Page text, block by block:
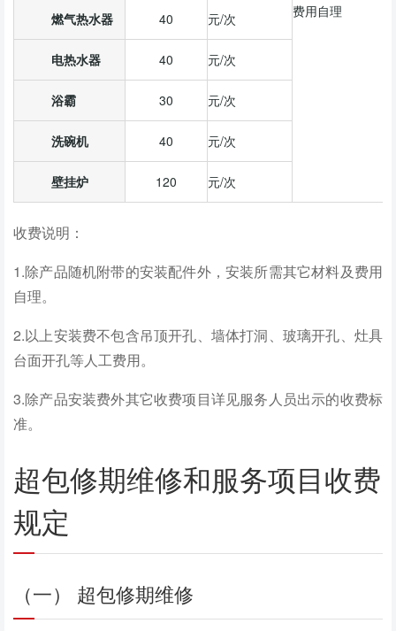
费用自理
燃气热水器 40 元/次
电热水器 40 元/次
浴霸 30 元/次
洗碗机 40 元/次
壁挂炉 120 元/次
收费说明：
1.除产品随机附带的安装配件外，安装所需其它材料及费用
自理。
2.以上安装费不包含吊顶开孔、墙体打洞、玻璃开孔、灶具
台面开孔等人工费用。
3.除产品安装费外其它收费项目详见服务人员出示的收费标
准。
超包修期维修和服务项目收费
规定
（一） 超包修期维修